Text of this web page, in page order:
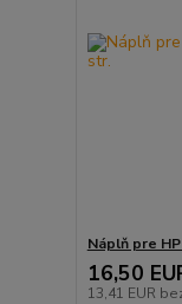
Náplň pre
16,50
13,41 EUR